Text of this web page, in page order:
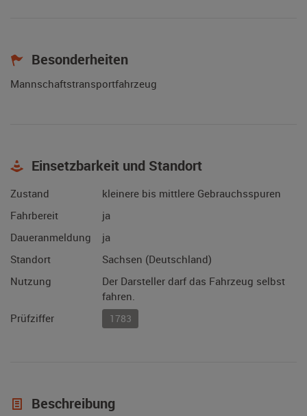
Besonderheiten
Mannschaftstransportfahrzeug
Einsetzbarkeit und Standort
Zustand
kleinere bis mittlere Gebrauchsspuren
Fahrbereit
ja
Daueranmeldung
ja
Standort
Sachsen (Deutschland)
Nutzung
Der Darsteller darf das Fahrzeug selbst
fahren.
Prüfziffer
1783
Beschreibung